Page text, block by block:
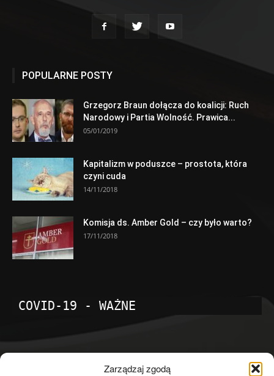
Zarządzaj zgodą
POPULARNE POSTY
Grzegorz Braun dołącza do koalicji: Ruch
Narodowy i Partia Wolność. Prawica...
05/01/2019
Kapitalizm w poduszce – prostota, która
czyni cuda
14/11/2018
Komisja ds. Amber Gold – czy było warto?
17/11/2018
COVID-19 - WAŻNE